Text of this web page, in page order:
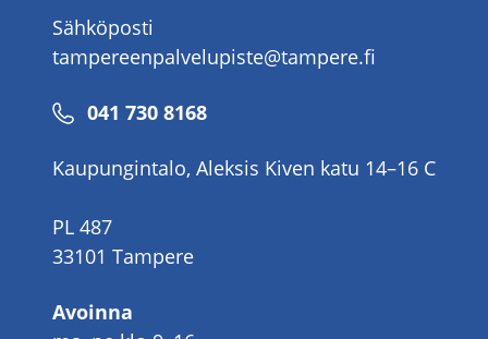
Sähköposti
tampereenpalvelupiste@tampere.fi
Puhelinnumero
041 730 8168
Kaupungintalo, Aleksis Kiven katu 14–16 C
PL 487
33101 Tampere
Avoinna